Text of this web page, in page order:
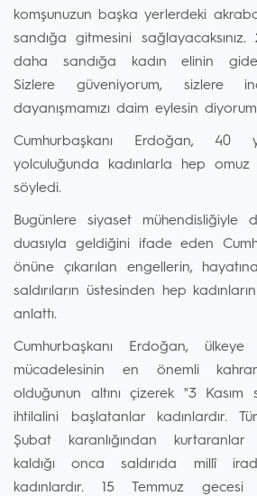
komşunuzun başka yerlerdeki
sandığa gitmesini
daha sandığa kadın elinin
Sizlere güveniyorum, sizlere
dayanışmamızı daim eylesin
Cumhurbaşkanı Erdoğan, 40
yolculuğunda kadınlarla hep omuz
söyledi.
Bugünlere siyaset mühendisliğiyle
duasıyla geldiğini ifade eden
önüne çıkarılan engellerin,
saldırıların üstesinden hep
anlattı.
Cumhurbaşkanı Erdoğan,
mücadelesinin en önemli
olduğunun altını çizerek "3 Kasım
ihtilalini başlatanlar kadınlardır.
Şubat karanlığından kurtaranlar
kaldığı onca saldırıda millî
kadınlardır. 15 Temmuz